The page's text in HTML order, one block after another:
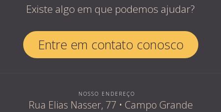
Existe algo em que podemos ajudar?
Entre em contato conosco
NOSSO ENDEREÇO
Rua Elias Nasser, 77 • Campo Grande